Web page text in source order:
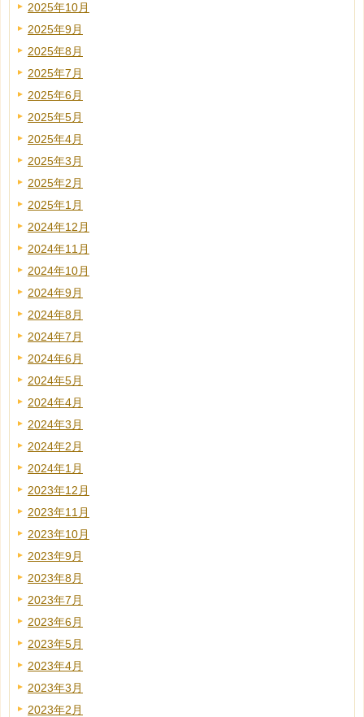
2025年10月
2025年9月
2025年8月
2025年7月
2025年6月
2025年5月
2025年4月
2025年3月
2025年2月
2025年1月
2024年12月
2024年11月
2024年10月
2024年9月
2024年8月
2024年7月
2024年6月
2024年5月
2024年4月
2024年3月
2024年2月
2024年1月
2023年12月
2023年11月
2023年10月
2023年9月
2023年8月
2023年7月
2023年6月
2023年5月
2023年4月
2023年3月
2023年2月